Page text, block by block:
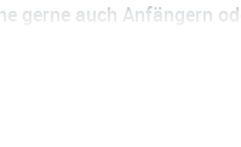
gerne auch Anfängern
Antidepressiva,